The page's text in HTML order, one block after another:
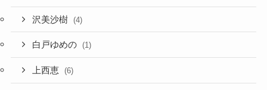
沢美沙樹 (4)
白戸ゆめの (1)
上西恵 (6)